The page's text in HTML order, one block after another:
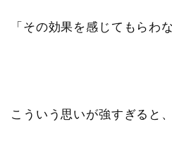
「その効果を感じてもらわ
こういう思いが強すぎると、